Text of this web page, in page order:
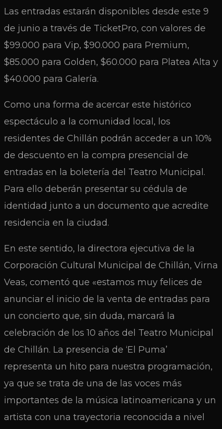
Las entradas estarán disponibles desde este 9
de junio a través de TicketPro, con valores de
$99.000 para Vip, $90.000 para Premium,
$85.000 para Golden, $60.000 para Platea Alta y
$40.000 para Galería.
Como una forma de acercar este histórico
espectáculo a la comunidad local, los
residentes de Chillán podrán acceder a un 10%
de descuento en la compra presencial de
entradas en la boletería del Teatro Municipal.
Para ello deberán presentar su cédula de
identidad junto a un documento que acredite
residencia en la ciudad.
En este sentido, la directora ejecutiva de la
Corporación Cultural Municipal de Chillán, Virna
Veas, comentó que «estamos muy felices de
anunciar el inicio de la venta de entradas para
un concierto que, sin duda, marcará la
celebración de los 10 años del Teatro Municipal
de Chillán. La presencia de ‘El Puma’
representa un hito para nuestra programación,
ya que se trata de una de las voces más
importantes de la música latinoamericana y un
artista con una trayectoria reconocida a nivel